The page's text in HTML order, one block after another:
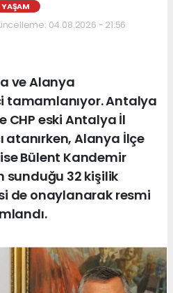
YAŞAM
04.08.2026 - 21:56
ve Alanya
tamamlanıyor. Antalya
CHP eski Antalya İl
atanırken, Alanya İlçe
Bülent Kandemir
sunduğu 32 kişilik
de onaylanarak resmi